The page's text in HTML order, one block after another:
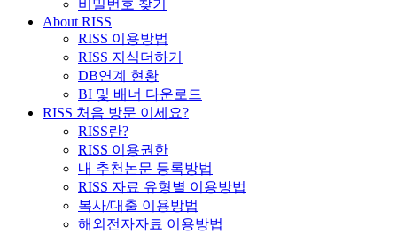
비밀번호 찾기
About RISS
RISS 이용방법
RISS 지식더하기
DB연계 현황
BI 및 배너 다운로드
RISS 처음 방문 이세요?
RISS란?
RISS 이용권한
내 추천논문 등록방법
RISS 자료 유형별 이용방법
복사/대출 이용방법
해외전자자료 이용방법